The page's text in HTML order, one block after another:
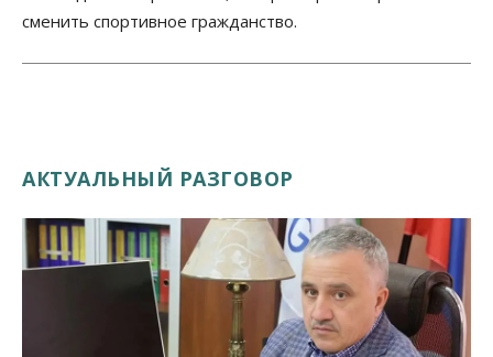
сменить спортивное гражданство.
АКТУАЛЬНЫЙ РАЗГОВОР